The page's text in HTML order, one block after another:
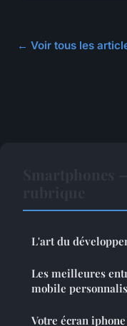
← Voir tous les
L'art du
Les meilleures
mobile
Votre écran